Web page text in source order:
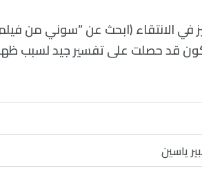
قد حصلت على تفسير جيد لسبب
ياسين